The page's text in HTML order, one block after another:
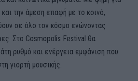
την άμεση επαφή με το κοινό,
σε όλο τον κόσμο ενώνοντας
Στο Cosmopolis Festival θα
ρυθμό και ενέργεια εμφάνιση που
γιορτή μουσικής.